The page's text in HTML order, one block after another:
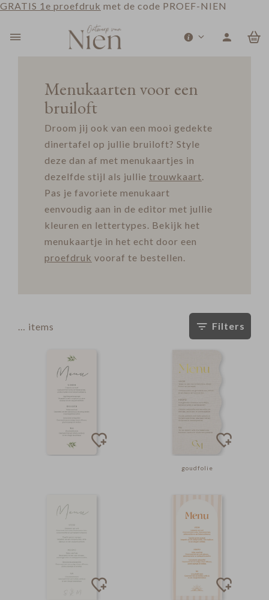
GRATIS 1e proefdruk met de code PROEF-NIEN
Menukaarten voor een
bruiloft
Droom jij ook van een mooi gedekte
dinertafel op jullie bruiloft? Style
deze dan af met menukaartjes in
dezelfde stijl als jullie trouwkaart.
Pas je favoriete menukaart
eenvoudig aan in de editor met jullie
kleuren en lettertypes. Bekijk het
menukaartje in het echt door een
proefdruk vooraf te bestellen.
items Filters
goudfolie